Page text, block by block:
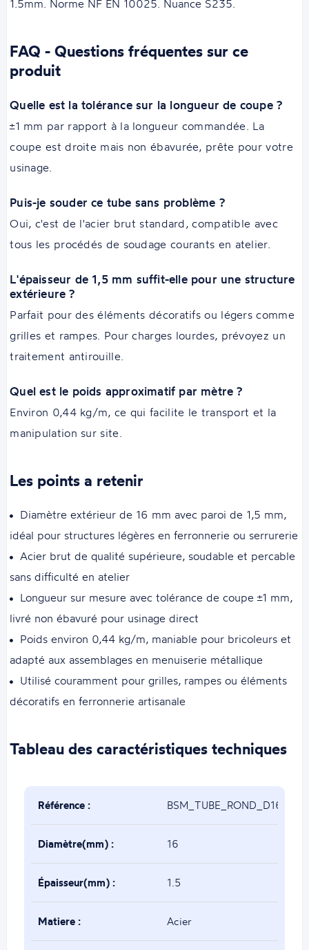
1.5mm. Norme NF EN 10025. Nuance S235.
FAQ - Questions fréquentes sur ce
produit
Quelle est la tolérance sur la longueur de coupe ?
±1 mm par rapport à la longueur commandée. La
coupe est droite mais non ébavurée, prête pour votre
usinage.
Puis-je souder ce tube sans problème ?
Oui, c'est de l'acier brut standard, compatible avec
tous les procédés de soudage courants en atelier.
L'épaisseur de 1,5 mm suffit-elle pour une structure
extérieure ?
Parfait pour des éléments décoratifs ou légers comme
grilles et rampes. Pour charges lourdes, prévoyez un
traitement antirouille.
Quel est le poids approximatif par mètre ?
Environ 0,44 kg/m, ce qui facilite le transport et la
manipulation sur site.
Les points a retenir
Diamètre extérieur de 16 mm avec paroi de 1,5 mm,
idéal pour structures légères en ferronnerie ou serrurerie
Acier brut de qualité supérieure, soudable et percable
sans difficulté en atelier
Longueur sur mesure avec tolérance de coupe ±1 mm,
livré non ébavuré pour usinage direct
Poids environ 0,44 kg/m, maniable pour bricoleurs et
adapté aux assemblages en menuiserie métallique
Utilisé couramment pour grilles, rampes ou éléments
décoratifs en ferronnerie artisanale
Tableau des caractéristiques techniques
Référence : BSM_TUBE_ROND_D16x1.5
Diamètre(mm) : 16
Épaisseur(mm) : 1.5
Matiere : Acier